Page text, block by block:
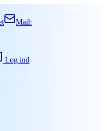
Mail:
Log ind